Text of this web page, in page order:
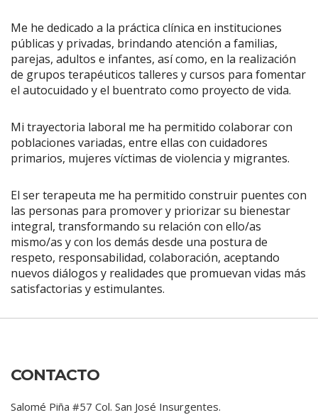
Me he dedicado a la práctica clínica en instituciones
públicas y privadas, brindando atención a familias,
parejas, adultos e infantes, así como, en la realización
de grupos terapéuticos talleres y cursos para fomentar
el autocuidado y el buentrato como proyecto de vida.
Mi trayectoria laboral me ha permitido colaborar con
poblaciones variadas, entre ellas con cuidadores
primarios, mujeres víctimas de violencia y migrantes.
El ser terapeuta me ha permitido construir puentes con
las personas para promover y priorizar su bienestar
integral, transformando su relación con ello/as
mismo/as y con los demás desde una postura de
respeto, responsabilidad, colaboración, aceptando
nuevos diálogos y realidades que promuevan vidas más
satisfactorias y estimulantes.
CONTACTO
Salomé Piña #57 Col. San José Insurgentes.